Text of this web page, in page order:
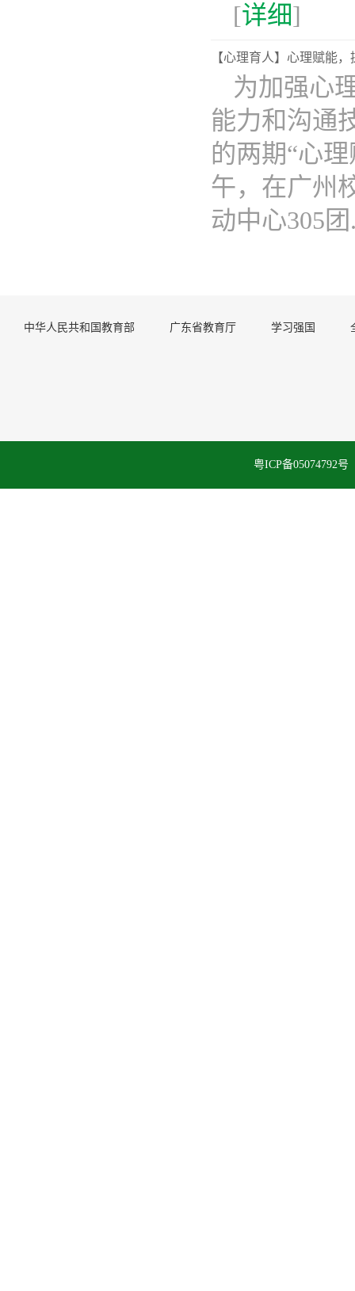
[详细]
【心理育人】心理赋能
为加强心
能力和沟通
的两期“心
午，在广州
动中心305
中华人民共和国教育部 广东省教育厅 学习强国
粤ICP备05074792